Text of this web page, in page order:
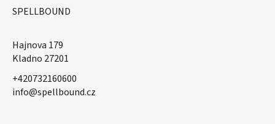
SPELLBOUND
Hajnova 179
Kladno 27201
+420732160600
​info@spellbound.cz